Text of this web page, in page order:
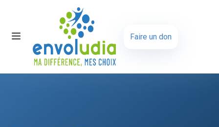
Faire un don